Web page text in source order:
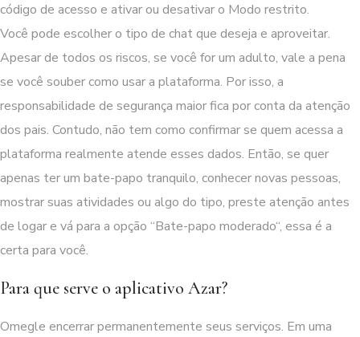
código de acesso e ativar ou desativar o Modo restrito.
Você pode escolher o tipo de chat que deseja e aproveitar.
Apesar de todos os riscos, se você for um adulto, vale a pena
se você souber como usar a plataforma. Por isso, a
responsabilidade de segurança maior fica por conta da atenção
dos pais. Contudo, não tem como confirmar se quem acessa a
plataforma realmente atende esses dados. Então, se quer
apenas ter um bate-papo tranquilo, conhecer novas pessoas,
mostrar suas atividades ou algo do tipo, preste atenção antes
de logar e vá para a opção “Bate-papo moderado“, essa é a
certa para você.
Para que serve o aplicativo Azar?
Omegle encerrar permanentemente seus serviços. Em uma